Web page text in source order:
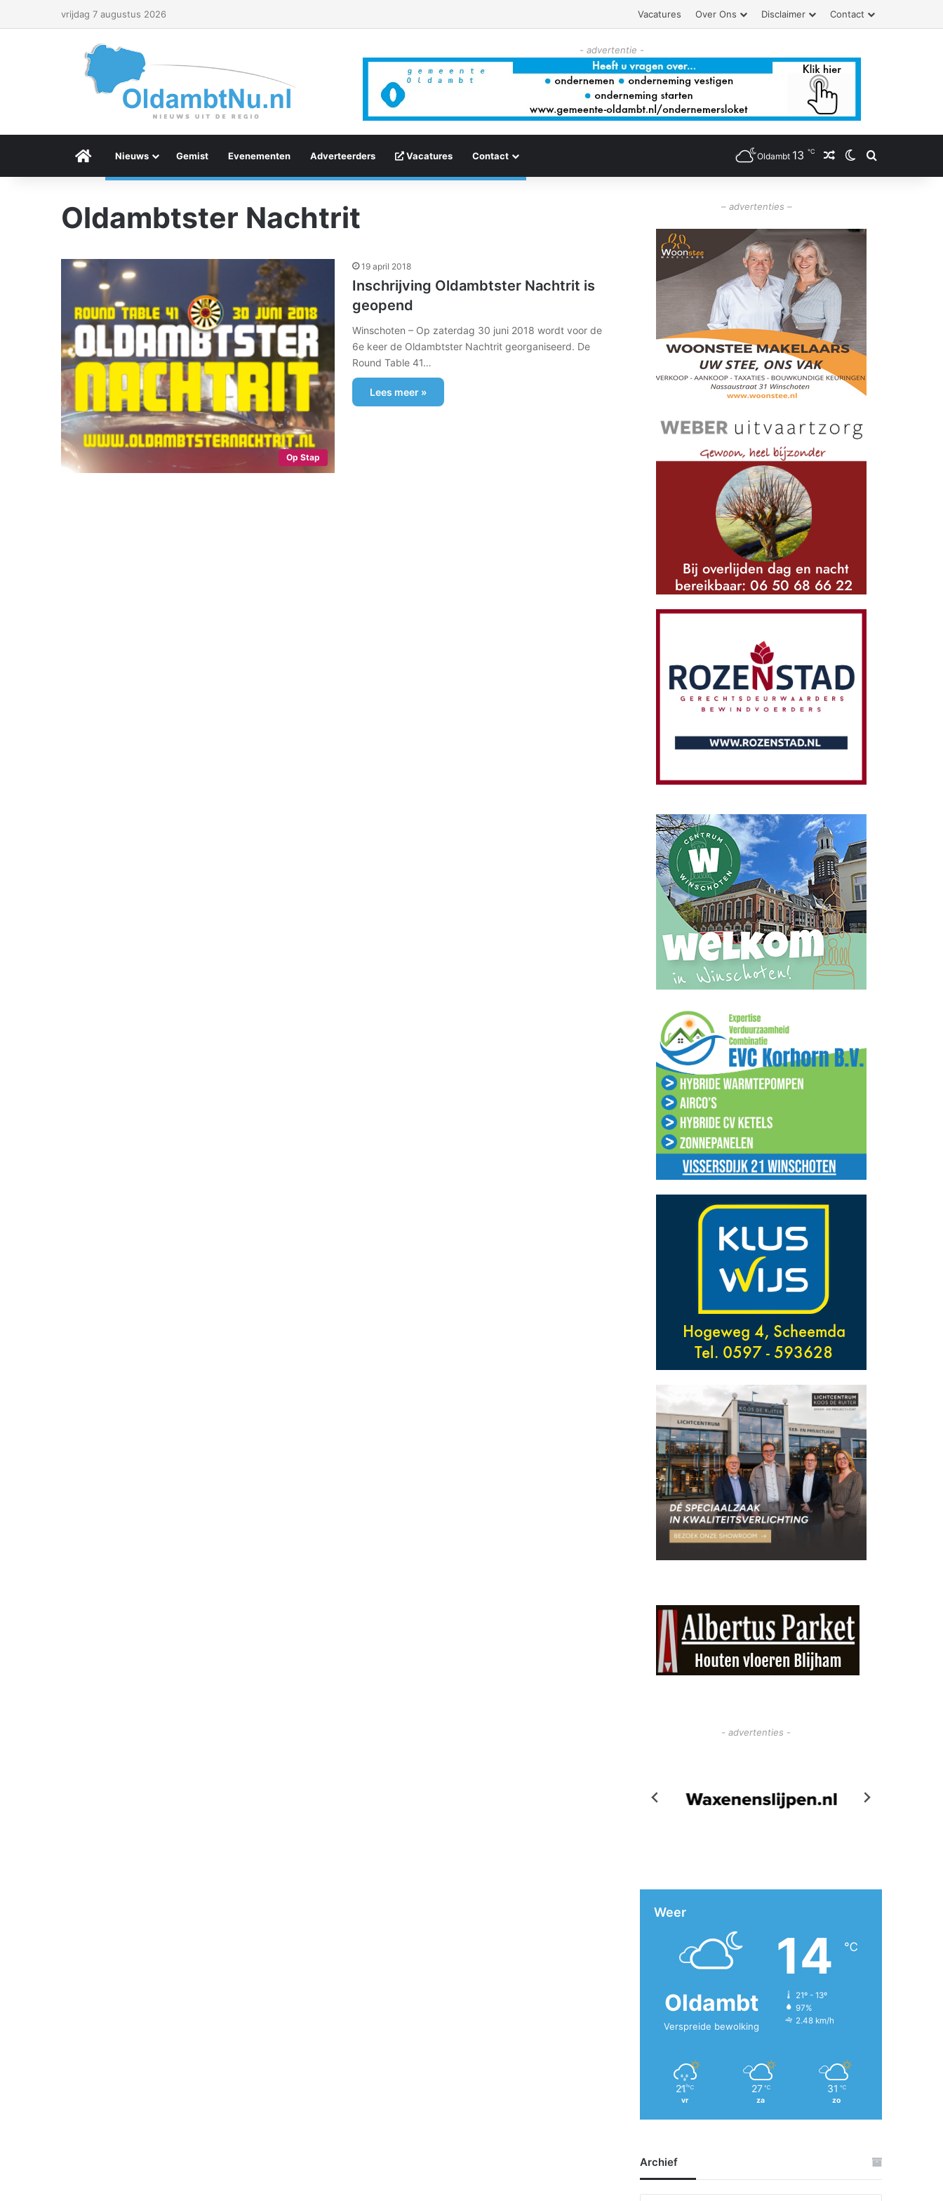
vrijdag 7 augustus 2026 Vacatures Over Ons Disclaimer Contact
- advertentie -
Menu Item
Nieuws Gemist Evenementen Adverteerders Vacatures Contact Oldambt 13 ℃ Willekeurig artikel
Switch skin
Zoeken
Oldambtster Nachtrit
Op Stap
19 april 2018
Inschrijving Oldambtster Nachtrit is
geopend
Winschoten – Op zaterdag 30 juni 2018 wordt voor de
6e keer de Oldambtster Nachtrit georganiseerd. De
Round Table 41…
Lees meer »
– advertenties –
- advertenties -
Weer
Oldambt
Verspreide bewolking
14 ℃
21º - 13º
97%
2.48 km/h
21 ℃
vr
27 ℃
za
31 ℃
zo
Archief